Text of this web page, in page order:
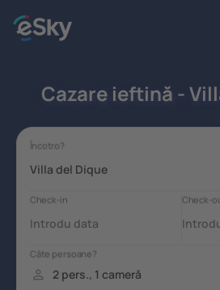
Cazare ieftină -